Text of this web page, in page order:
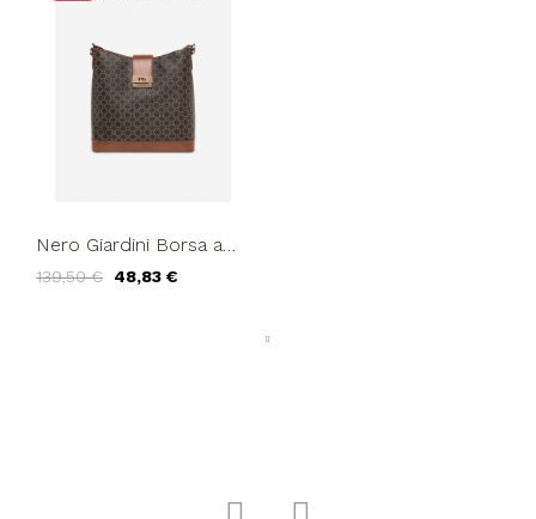
Nero Giardini Borsa a
Zip Tasca Logo Testa...
139,50 € 48,83 €